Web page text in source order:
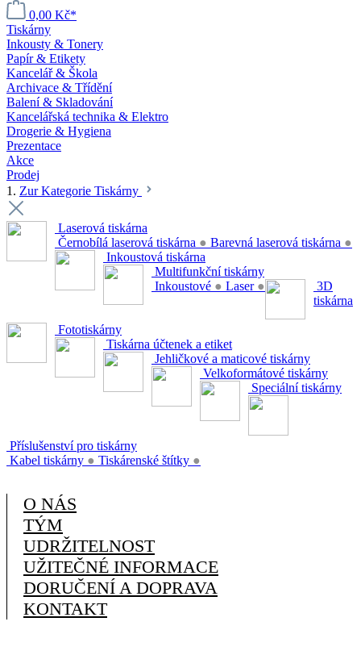
0,00 Kč*
Tiskárny
Inkousty & Tonery
Papír & Etikety
Kancelář & Škola
Archivace & Třídění
Balení & Skladování
Kancelářská technika & Elektro
Drogerie & Hygiena
Prezentace
Akce
Prodej
1. Zur Kategorie Tiskárny
Laserová tiskárna
Černobílá laserová tiskárna ● Barevná laserová tiskárna ●
Inkoustová tiskárna
Multifunkční tiskárny
Inkoustové ● Laser ●
3D
tiskárna
Fototiskárny
Tiskárna účtenek a etiket
Jehličkové a maticové tiskárny
Velkoformátové tiskárny
Speciální tiskárny
Příslušenství pro tiskárny
Kabel tiskárny ● Tiskárenské štítky ●
O NÁS
TÝM
UDRŽITELNOST
UŽITEČNÉ INFORMACE
DORUČENÍ A DOPRAVA
KONTAKT